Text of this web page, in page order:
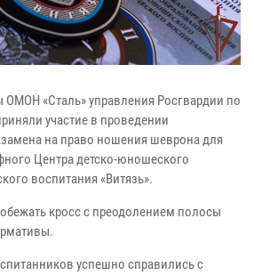
ОМОН «Сталь» управления Росгвардии по
участие в проведении
на право ношения шеврона для
Центра детско-юношеского
воспитания «Витязь».
кросс с преодолением полосы
успешно справились с